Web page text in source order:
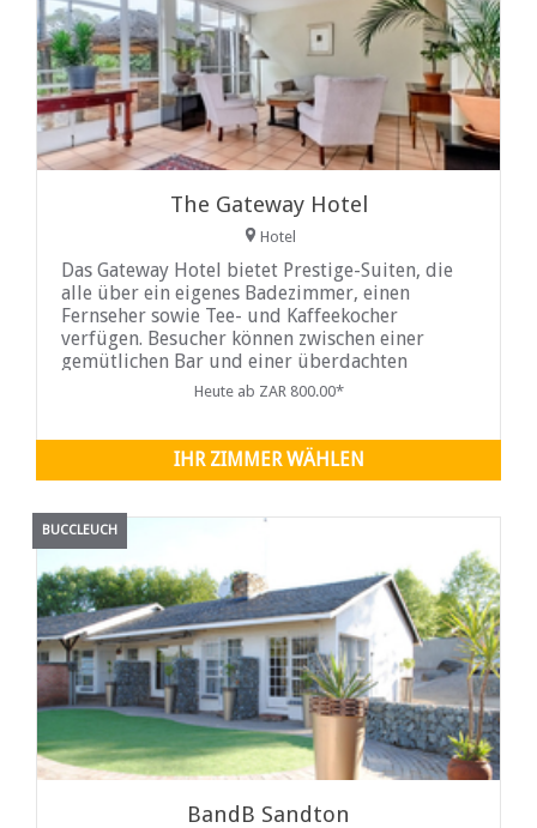
The Gateway Hotel
Hotel
Das Gateway Hotel bietet Prestige-Suiten, die
alle über ein eigenes Badezimmer, einen
Fernseher sowie Tee- und Kaffeekocher
verfügen. Besucher können zwischen einer
gemütlichen Bar und einer überdachten
Terrasse mit schönem Garten für Mahlzeiten im
Heute ab ZAR 800.00*
IHR ZIMMER WÄHLEN
BUCCLEUCH
BandB Sandton